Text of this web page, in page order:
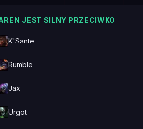
JEST SILNY PRZECIWKO
K'Sante
Rumble
Jax
Urgot